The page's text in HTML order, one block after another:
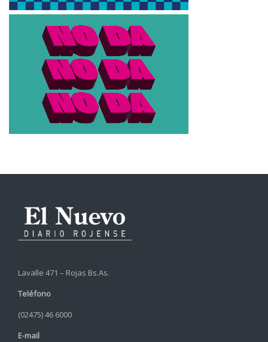
Lavalle 471 – Rojas Bs.As.
Teléfono
(02475) 46 6000
E-mail